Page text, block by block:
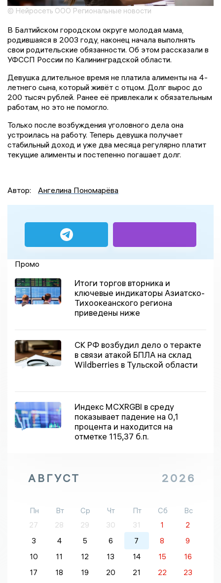
© Нейросеть ООО Региональные новости
В Балтийском городском округе молодая мама,
родившаяся в 2003 году, наконец начала выполнять
свои родительские обязанности. Об этом рассказали в
УФССП России по Калининградской области.
Девушка длительное время не платила алименты на 4-
летнего сына, который живёт с отцом. Долг вырос до
200 тысяч рублей. Ранее её привлекали к обязательным
работам, но это не помогло.
Только после возбуждения уголовного дела она
устроилась на работу. Теперь девушка получает
стабильный доход и уже два месяца регулярно платит
текущие алименты и постепенно погашает долг.
Автор: Ангелина Пономарёва
Промо
Итоги торгов вторника и
ключевые индикаторы Азиатско-
Тихоокеанского региона
приведены ниже
СК РФ возбудил дело о теракте
в связи атакой БПЛА на склад
Wildberries в Тульской области
Индекс MCXRGBI в среду
показывает падение на 0,1
процента и находится на
отметке 115,37 б.п.
АВГУСТ 2026
Пн Вт Ср Чт Пт Сб
Вс
27
28 29 30 31 1
2
3
4 5 6 7 8
9
10
11 12 13 14 15
16
17
18 19 20 21 22
23